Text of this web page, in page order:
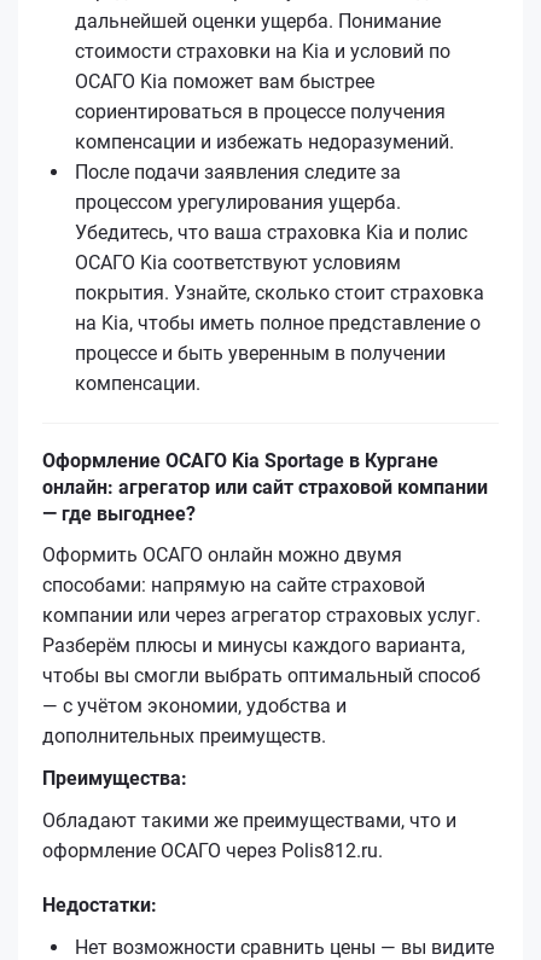
дальнейшей оценки ущерба. Понимание
стоимости страховки на Kia и условий по
ОСАГО Kia поможет вам быстрее
сориентироваться в процессе получения
компенсации и избежать недоразумений.
После подачи заявления следите за
процессом урегулирования ущерба.
Убедитесь, что ваша страховка Kia и полис
ОСАГО Kia соответствуют условиям
покрытия. Узнайте, сколько стоит страховка
на Kia, чтобы иметь полное представление о
процессе и быть уверенным в получении
компенсации.
Оформление ОСАГО Kia Sportage в Кургане
онлайн: агрегатор или сайт страховой компании
— где выгоднее?
Оформить ОСАГО онлайн можно двумя
способами: напрямую на сайте страховой
компании или через агрегатор страховых услуг.
Разберём плюсы и минусы каждого варианта,
чтобы вы смогли выбрать оптимальный способ
— с учётом экономии, удобства и
дополнительных преимуществ.
Преимущества:
Обладают такими же преимуществами, что и
оформление ОСАГО через Polis812.ru.
Недостатки:
Нет возможности сравнить цены — вы видите